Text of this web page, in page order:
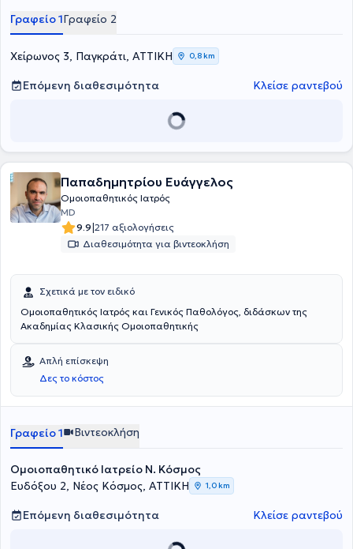
Στο ιδιωτικό της ιατρείο αντιμετωπίζει παθήσεις,όπως αλλεργικές
παθήσεις, δυσκοιλιότητα, δυσμηνόροια, πολυκυστικές ωοθήκες,
ψωρίαση.
Γραφείο 1Γραφείο 2
Χείρωνος 3, Παγκράτι, ΑΤΤΙΚΗ 0,8 km
Επόμενη διαθεσιμότητα Κλείσε ραντεβού
Παπαδημητρίου Ευάγγελος
Ομοιοπαθητικός Ιατρός
MD
9.9|217 αξιολογήσεις
Διαθεσιμότητα για βιντεοκλήση
Σχετικά με τον ειδικό
Ομοιοπαθητικός Ιατρός και Γενικός Παθολόγος, διδάσκων της
Ακαδημίας Κλασικής Ομοιοπαθητικής
Απλή επίσκεψη
Δες το κόστος
Γραφείο 1 Βιντεοκλήση
Ομοιοπαθητικό Ιατρείο Ν. Κόσμος
Ευδόξου 2, Νέος Κόσμος, ΑΤΤΙΚΗ
1,0 km
Επόμενη διαθεσιμότητα Κλείσε ραντεβού